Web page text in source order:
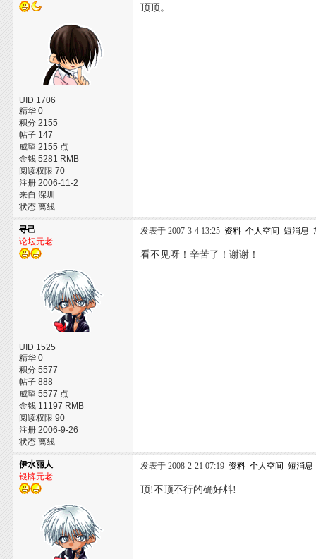
UID 1706
精华 0
积分 2155
帖子 147
威望 2155 点
金钱 5281 RMB
阅读权限 70
注册 2006-11-2
来自 深圳
状态 离线
顶顶。
寻己
论坛元老
UID 1525
精华 0
积分 5577
帖子 888
威望 5577 点
金钱 11197 RMB
阅读权限 90
注册 2006-9-26
状态 离线
发表于 2007-3-4 13:25 资料 个人空间 短消息
看不见呀！辛苦了！谢谢！
伊水丽人
银牌元老
发表于 2008-2-21 07:19 资料 个人空间 短消息
顶!不顶不行的确好料!